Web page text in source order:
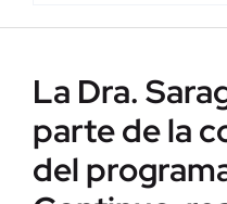
La Dra.
parte de la
del